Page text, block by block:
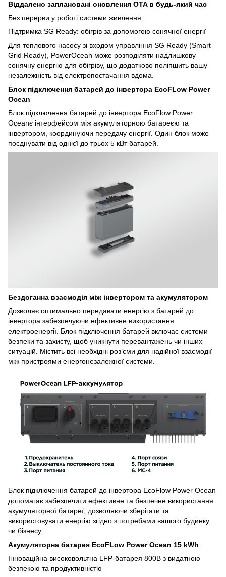
Віддалено заплановані оновлення OTA в будь-який час
Без перерви у роботі системи живлення.
Підтримка SG Ready: обігрів за допомогою сонячної енергії
Для теплового насосу зі входом управління SG Ready (Smart
Grid Ready), PowerOcean може розподіляти надлишкову
сонячну енергію для обігріву, що додатково поліпшить вашу
незалежність від електропостачання вдома.
Блок підключення батарей до інвертора EcoFLow Power
Ocean
Блок підключення батарей до інвертора EcoFlow Power
Oceanє інтерфейсом між акумуляторною батареєю та
інвертором, координуючи передачу енергії. Один блок може
поєднувати від однієї до трьох 5 кВт батарей.
Бездоганна взаємодія між інвертором та акумулятором
Дозволяє оптимально передавати енергію з батарей до
інвертора забезпечуючи ефективне використання
електроенергії. Блок підключення батарей включає системи
безпеки та захисту, щоб уникнути перевантажень чи інших
ситуацій. Містить всі необхідні роз’єми для надійної взаємодії
між пристроями енергонезалежної системи.
Блок підключення батарей до інвертора EcoFlow Power Ocean
допомагає забезпечити ефективне та безпечне використання
акумуляторної батареї, дозволяючи зберігати та
використовувати енергію згідно з потребами вашого будинку
чи бізнесу.
Акумуляторна батарея EcoFLow Power Ocean 15 kWh
Інноваційна високовольтна LFP-батарея 800В з видатною
безпекою та продуктивністю